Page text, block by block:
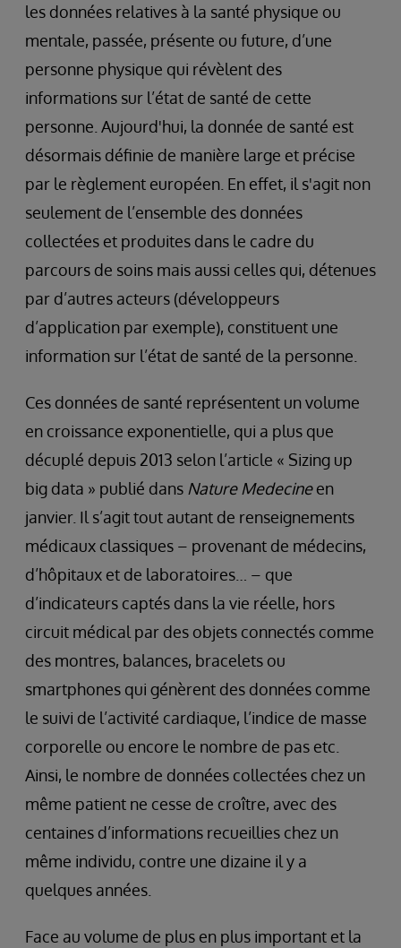
les données relatives à la santé physique ou
mentale, passée, présente ou future, d’une
personne physique qui révèlent des
informations sur l’état de santé de cette
personne. Aujourd'hui, la donnée de santé est
désormais définie de manière large et précise
par le règlement européen. En effet, il s'agit non
seulement de l’ensemble des données
collectées et produites dans le cadre du
parcours de soins mais aussi celles qui, détenues
par d’autres acteurs (développeurs
d’application par exemple), constituent une
information sur l’état de santé de la personne.
Ces données de santé représentent un volume
en croissance exponentielle, qui a plus que
décuplé depuis 2013 selon l’article « Sizing up
big data » publié dans Nature Medecineen
janvier. Il s’agit tout autant de renseignements
médicaux classiques – provenant de médecins,
d’hôpitaux et de laboratoires… – que
d’indicateurs captés dans la vie réelle, hors
circuit médical par des objets connectés comme
des montres, balances, bracelets ou
smartphones qui génèrent des données comme
le suivi de l’activité cardiaque, l’indice de masse
corporelle ou encore le nombre de pas etc.
Ainsi, le nombre de données collectées chez un
même patient ne cesse de croître, avec des
centaines d’informations recueillies chez un
même individu, contre une dizaine il y a
quelques années.
Face au volume de plus en plus important et la